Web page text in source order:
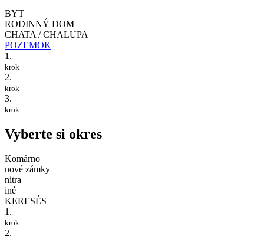
BYT
RODINNÝ DOM
CHATA / CHALUPA
POZEMOK
1.
krok
2.
krok
3.
krok
Vyberte si okres
Komárno
nové zámky
nitra
iné
KERESÉS
1.
krok
2.